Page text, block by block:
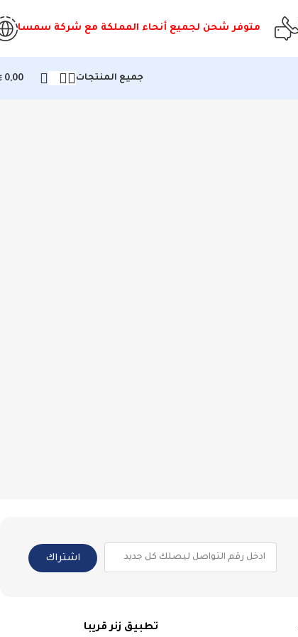
متوفر شحن لجميع أنحاء المملكة مع شركة سمسا
جميع المنتجات 0,00
اشتراك
تطبيق زنر قريبا